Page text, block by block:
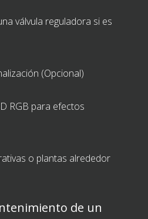
válvula reguladora si es
(Opcional)
RGB para efectos
o plantas alrededor
de un